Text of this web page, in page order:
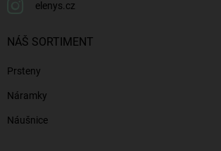
elenys.cz
NÁŠ SORTIMENT
Prsteny
Náramky
Náušnice